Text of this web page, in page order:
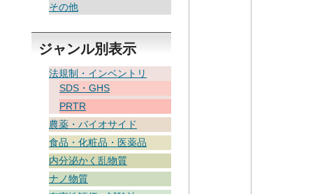
その他
ジャンル別表示
法規制・インベントリ
SDS・GHS
PRTR
農薬・バイオサイド
食品・化粧品・医薬品
内分泌かく乱物質
ナノ物質